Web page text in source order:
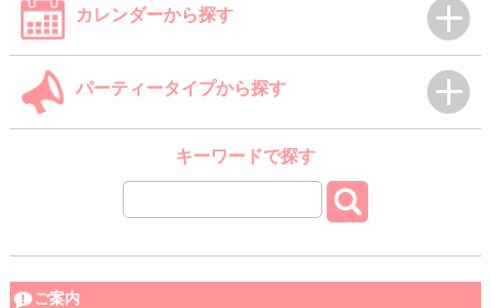
カレンダーから探す
パーティータイプから探す
キーワードで探す
ご案内